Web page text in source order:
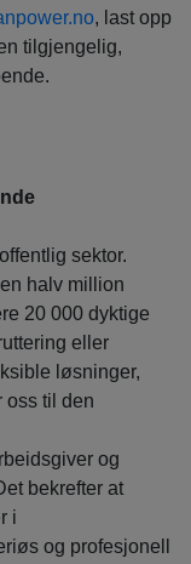
, last opp
tilgjengelig,
sektor.
halv million
20 000 dyktige
eller
løsninger,
oss til den
og
bekrefter at
i
og profesjonell